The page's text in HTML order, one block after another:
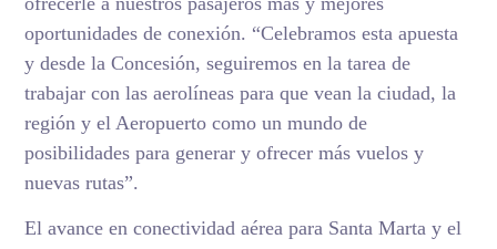
oportunidades de conexión. “Celebramos esta apuesta
y desde la Concesión, seguiremos en la tarea de
trabajar con las aerolíneas para que vean la ciudad, la
región y el Aeropuerto como un mundo de
posibilidades para generar y ofrecer más vuelos y
nuevas rutas”.
El avance en conectividad aérea para Santa Marta y el